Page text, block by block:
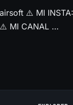
⚠️ MI
MI CANAL …